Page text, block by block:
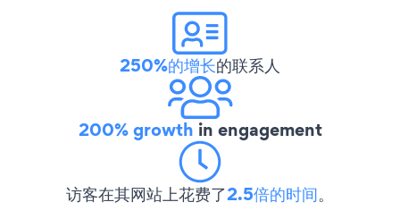
250%的增长的联系人
200% growth in engagement
访客在其网站上花费了2.5倍的时间。